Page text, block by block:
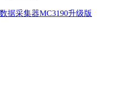
据采集器MC3190升级版